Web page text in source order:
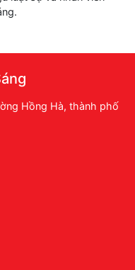
Hồng Hà, thành phố